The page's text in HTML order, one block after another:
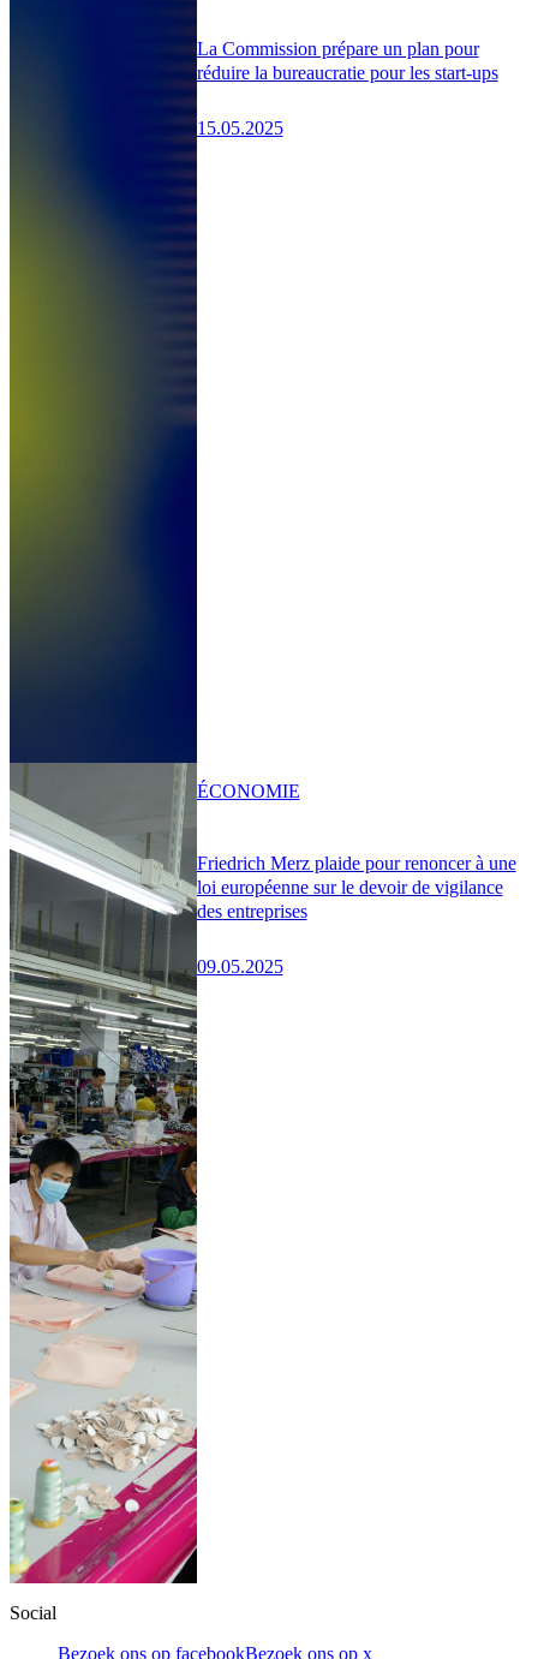
La Commission prépare un plan pour
réduire la bureaucratie pour les start-ups
15.05.2025
Friedrich Merz plaide pour renoncer à une
loi européenne sur le devoir de vigilance
des entreprises
09.05.2025
ÉCONOMIE
Social
Bezoek ons op facebookBezoek ons op x